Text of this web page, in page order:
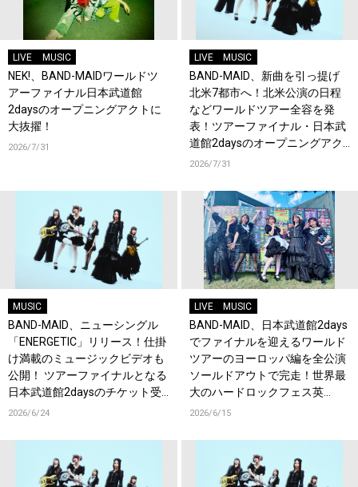
LIVE MUSIC
NEK!、BAND-MAIDワールドツ
アーファイナル日本武道館
2daysのオープニングアクトに
大抜擢！
2026/7/31
LIVE MUSIC
BAND-MAID、新曲を引っ提げ
北米7都市へ！北米公演の日程
などワールドツアー全容を発
表！ツアーファイナル・日本武
道館2daysのオープニングアク
トにNEK!が決定！
2026/7/31
MUSIC
BAND-MAID、ニューシングル
「ENERGETIC」リリース！仕掛
け満載のミュージックビデオも
公開！ ツアーファイナルとなる
日本武道館2daysのチケット受
付もスタート！
2026/6/24
LIVE MUSIC
BAND-MAID、日本武道館2days
でファイナルを迎えるワールド
ツアーのヨーロッパ編を全公演
ソールドアウトで完走！世界最
大のハードロックフェス英
『Download Festival』でも熱
2026/6/15